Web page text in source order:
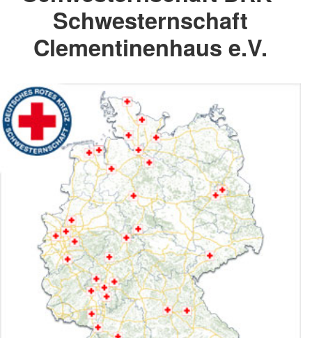
Schwesternschaft
Clementinenhaus e.V.